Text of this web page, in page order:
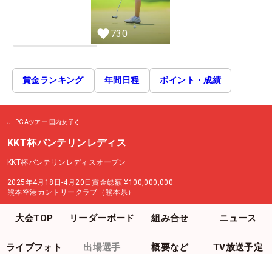
730
賞金ランキング 年間日程 ポイント・成績
JLPGAツアー 国内女子
KKT杯バンテリンレディス
KKT杯バンテリンレディスオープン
2025年4月18日-4月20日賞金総額 ¥100,000,000
熊本空港カントリークラブ（熊本県）
大会TOP リーダーボード 組み合せ ニュース
ライブフォト 出場選手 概要など TV放送予定